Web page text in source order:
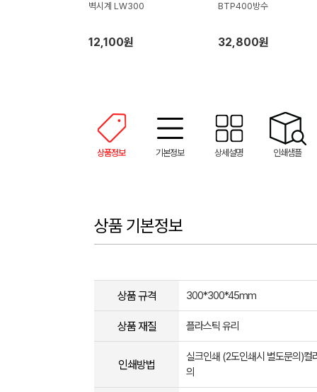
벽시계 LW300
12,100원
BTP400방수
32,800원
상품정보 기본정보 상세설명 인쇄샘플
상품 기본정보
상품 규격 300*300*45mm
상품 재질 플라스틱 유리
인쇄방법
실크인쇄 (2도인쇄시 별도문의)컬
의